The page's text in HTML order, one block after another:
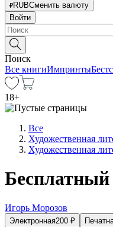
RUBСменить валюту
Войти
Поиск
Все книгиИмпринты
18+
Все
Художественная
Художественная
Игорь Морозов
Электронная200 ₽